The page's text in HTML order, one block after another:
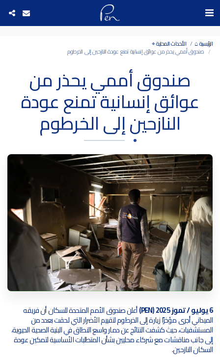
الرئيسية ⌂ الأحداث المحلية ⌖
صندوق أممي يحذر من عوائق إنسانية تمنع عودة النازحين إلى الخرطوم
صندوق أممي يحذر من
عوائق إنسانية تمنع عودة
النازحين إلى الخرطوم
6 يوليو / تموز 2025 (PEN) أعلن صندوق الأمم المتحدة للسكان أن فريقه
الميداني أجرى مؤخرًا زيارة إلى الخرطوم لتقييم الأضرار التي لحقت بعدد من
المستشفيات، حيث كشفت النتائج عن دمار واسع النطاق في البنية الصحية الحيوية،
إلى جانب مناقشات مع شركاء محليين بشأن المتطلبات الأساسية لتمكين عودة
السكان النازحين.